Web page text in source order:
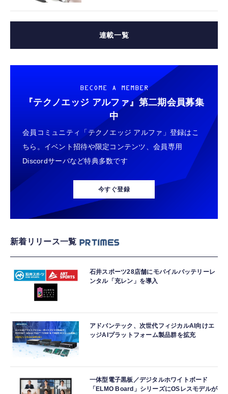
連載一覧
BECOME A MEMBER
『テクノエッジ アルファ』 第二期会員募集
中
会員コミュニティ「テクノエッジ アルファ」登録はこ
ちら。イベント招待や限定コンテンツ、会員専用
Discordサーバなど特典多数です
今すぐ登録
新着リリース一覧
石井スポーツ28店舗にモバイルバッテリーレ
ンタル「充レン」を導入
アドバンテック、次世代フィジカルAI向けエ
ッジAIプラットフォーム製品群を拡充
一体型電子黒板／デジタルホワイトボード
「ELMO Board」シリーズにOSレスモデルが